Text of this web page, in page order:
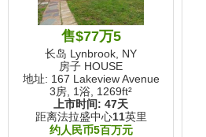
售$77万5
长岛 Lynbrook, NY
房子 HOUSE
地址: 167 Lakeview Avenue
3房, 1浴, 1269ft²
上市时间: 47天
距离法拉盛中心11英里
约人民币5百万元